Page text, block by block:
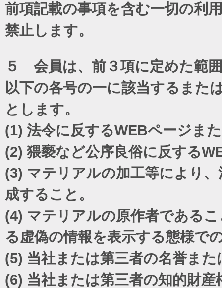
前項記載の事項を含む一切の利
禁止します。
５ 会員は、前３項に定めた範
以下の各号の一に該当するまた
とします。
(1) 法令に反するWEBページま
(2) 猥褻など公序良俗に反する
(3) マテリアルの加工等により
成すること。
(4) マテリアルの原作者である
る虚偽の情報を表示する態様で
(5) 当社または第三者の名誉ま
(6) 当社または第三者の知的財